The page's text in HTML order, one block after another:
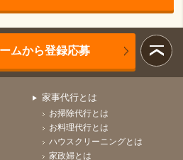
ムから登録応募
家事代行とは
お掃除代行とは
お料理代行とは
ハウスクリーニングとは
家政婦とは